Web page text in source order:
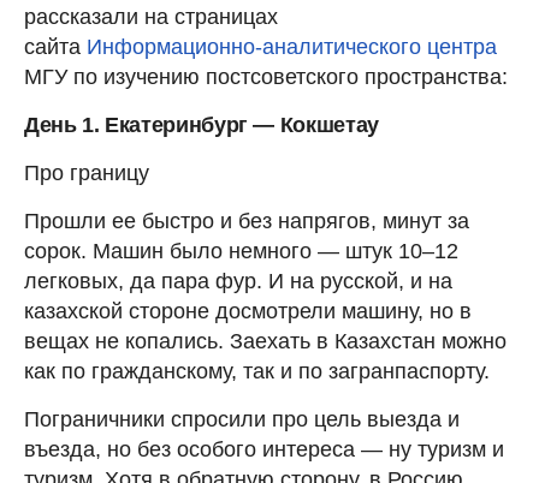
рассказали на страницах
сайта Информационно-аналитического центра
МГУ по изучению постсоветского пространства:
День 1. Екатеринбург — Кокшетау
Про границу
Прошли ее быстро и без напрягов, минут за
сорок. Машин было немного — штук 10–12
легковых, да пара фур. И на русской, и на
казахской стороне досмотрели машину, но в
вещах не копались. Заехать в Казахстан можно
как по гражданскому, так и по загранпаспорту.
Пограничники спросили про цель выезда и
въезда, но без особого интереса — ну туризм и